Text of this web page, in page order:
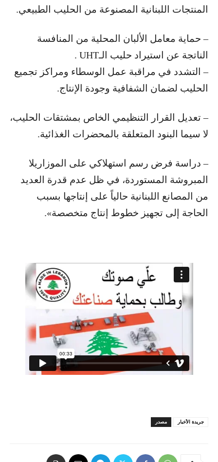
المنتجات اللبنانية المصنوعة من الحليب الطبيعي.
– حماية معامل الألبان المحلية من المنافسة
الناتجة عن استيراد حليب الـUHT .
– التشدد في مراقبة عمل الوسطاء ومراكز تجميع
الحليب لضمان الشفافية وجودة الإنتاج.
– تعديل القرار التنظيمي الخاص بمشتقات الحليب،
لا سيما البنود المتعلقة بالمحضرات الغذائية.
– دراسة فرض رسم استهلاكي على الموزاريلا
المبروشة المستوردة، في ظل عدم قدرة العديد
من المصانع اللبنانية حالياً على إنتاجها بسبب
الحاجة إلى تجهيز خطوط إنتاج متخصصة».
مصدر جريدة الأخبار